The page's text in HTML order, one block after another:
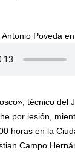
Poveda
técnico del
por lesión,
horas en la
Campo